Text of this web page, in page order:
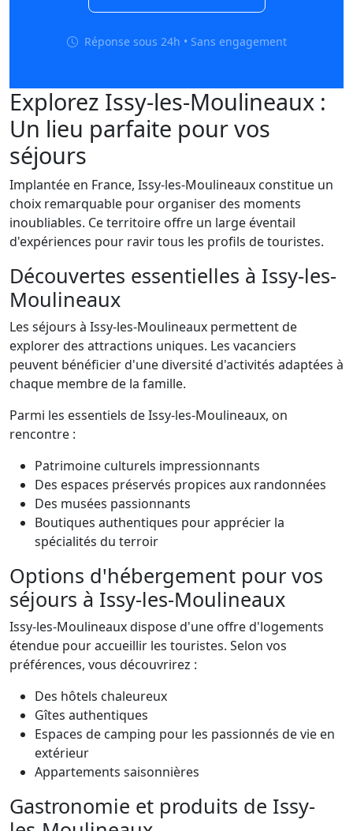
Réponse sous 24h • Sans engagement
Explorez Issy-les-Moulineaux :
Un lieu parfaite pour vos
séjours
Implantée en France, Issy-les-Moulineaux constitue un
choix remarquable pour organiser des moments
inoubliables. Ce territoire offre un large éventail
d'expériences pour ravir tous les profils de touristes.
Découvertes essentielles à Issy-les-
Moulineaux
Les séjours à Issy-les-Moulineaux permettent de
explorer des attractions uniques. Les vacanciers
peuvent bénéficier d'une diversité d'activités adaptées à
chaque membre de la famille.
Parmi les essentiels de Issy-les-Moulineaux, on
rencontre :
Patrimoine culturels impressionnants
Des espaces préservés propices aux randonnées
Des musées passionnants
Boutiques authentiques pour apprécier la
spécialités du terroir
Options d'hébergement pour vos
séjours à Issy-les-Moulineaux
Issy-les-Moulineaux dispose d'une offre d'logements
étendue pour accueillir les touristes. Selon vos
préférences, vous découvrirez :
Des hôtels chaleureux
Gîtes authentiques
Espaces de camping pour les passionnés de vie en
extérieur
Appartements saisonnières
Gastronomie et produits de Issy-